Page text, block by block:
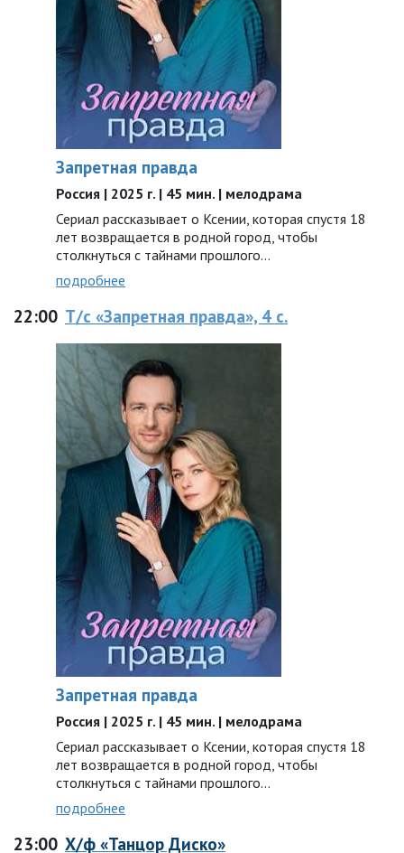
Запретная правда
Россия | 2025 г. | 45 мин. | мелодрама
Сериал рассказывает о Ксении, которая спустя 18
лет возвращается в родной город, чтобы
столкнуться с тайнами прошлого…
подробнее
22:00 Т/с «Запретная правда», 4 с.
Запретная правда
Россия | 2025 г. | 45 мин. | мелодрама
Сериал рассказывает о Ксении, которая спустя 18
лет возвращается в родной город, чтобы
столкнуться с тайнами прошлого…
подробнее
23:00 Х/ф «Танцор Диско»